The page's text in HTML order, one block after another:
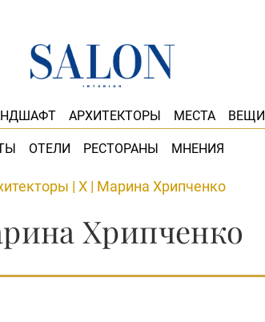
АРХИТЕКТОРЫ МЕСТА ВЕЩИ
ОТЕЛИ РЕСТОРАНЫ МНЕНИЯ
| Х | Марина Хрипченко
Хрипченко